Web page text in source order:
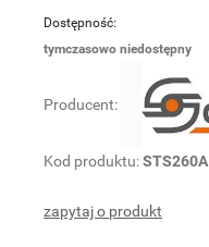
Dostępność:
tymczasowo niedostępny
Producent:
Kod produktu:STS260A
zapytaj o produkt